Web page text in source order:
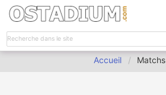
Accueil Matchs